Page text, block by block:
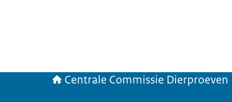
Centrale Commissie Dierproeven